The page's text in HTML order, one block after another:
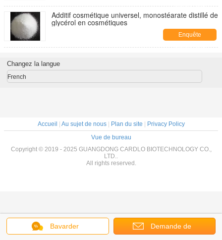
maintenant
Additif cosmétique universel, monostéarate distillé de
glycérol en cosmétiques
Enquête
maintenant
Bavarder Demande de
Changez la langue
French
Accueil Au sujet de nous| Plan du site
Privacy Policy
Vue de bureau
Copyright © 2019 - 2025 GUANGDONG CARDLO BIOTECHNOLOGY CO.,
LTD..
All rights reserved.